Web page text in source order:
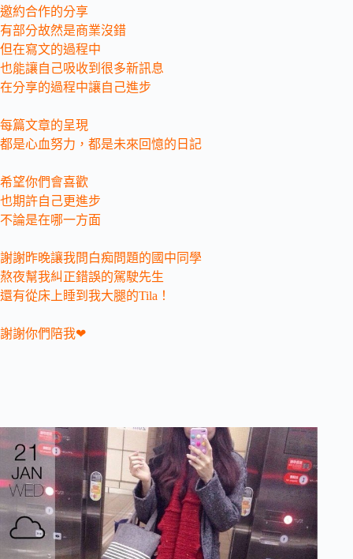
邀約合作的分享
有部分故然是商業沒錯
但在寫文的過程中
也能讓自己吸收到很多新訊息
在分享的過程中讓自己進步
每篇文章的呈現
都是心血努力，都是未來回憶的日記
希望你們會喜歡
也期許自己更進步
不論是在哪一方面
謝謝昨晚讓我問白痴問題的國中同學
熬夜幫我糾正錯誤的駕駛先生
還有從床上睡到我大腿的Tila！
謝謝你們陪我❤